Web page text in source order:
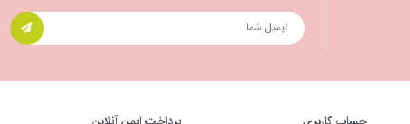
حساب کاربری پرداخت ایمن آنلاین